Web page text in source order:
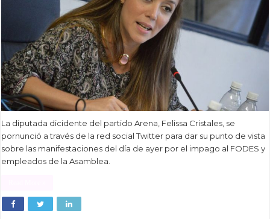
La diputada dicidente del partido Arena, Felissa Cristales, se
pornunció a través de la red social Twitter para dar su punto de vista
sobre las manifestaciones del día de ayer por el impago al FODES y
empleados de la Asamblea.